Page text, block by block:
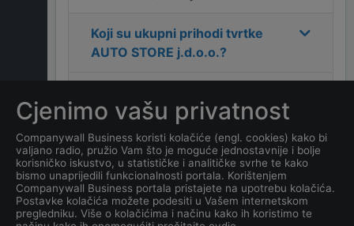
Koji su ukupni prihodi tvrtke
AUTO STORE j.d.o.o.?
STORE j.d.o.o.?
Koji je kontakt tvrtke AUTO
STORE j.d.o.o.?
Koji je datum osnivanja
Cjenimo vašu privatnost
Companywall Business koristi kolačiće (engl. cookies) kako bi
valjano radio, pružio Vam što je moguće jednostavnije i bolje
korisničko iskustvo, u statističke i analitičke svrhe te kako
bismo unaprijedili funkcionalnosti portala. Korištenjem
Companywall Business portala pristajete na upotrebu kolačića.
Postavke kolačića možete podesiti u Vašem internetskom
pregledniku. Više o kolačićima i načinu kako ih koristimo te